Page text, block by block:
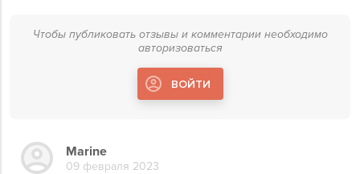
Чтобы публиковать отзывы и комментарии необходимо
авторизоваться
ВОЙТИ
Marine
09 февраля 2023